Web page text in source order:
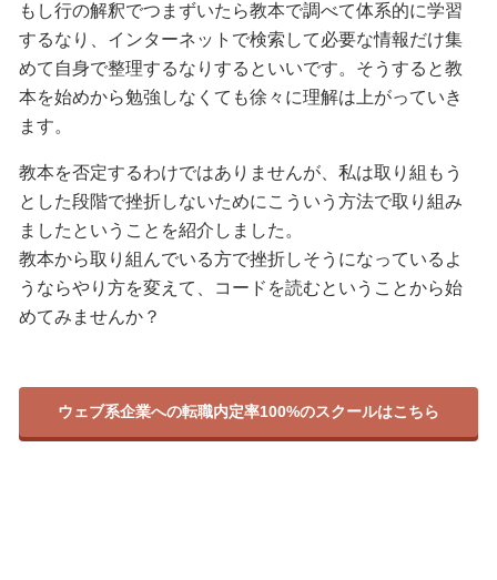
もし行の解釈でつまずいたら教本で調べて体系的に学習
するなり、インターネットで検索して必要な情報だけ集
めて自身で整理するなりするといいです。そうすると教
本を始めから勉強しなくても徐々に理解は上がっていき
ます。
教本を否定するわけではありませんが、私は取り組もう
とした段階で挫折しないためにこういう方法で取り組み
ましたということを紹介しました。
教本から取り組んでいる方で挫折しそうになっているよ
うならやり方を変えて、コードを読むということから始
めてみませんか？
ウェブ系企業への転職内定率100%のスクールはこちら